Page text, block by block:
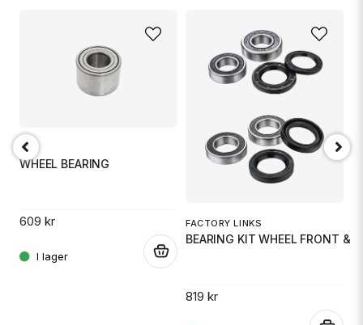
Mejladress
Ja, ni får publicera min fråga
EPI
WHEEL BEARING
609 kr FACTORY LINKS
BEARING KIT WHEEL FRONT &
819 kr